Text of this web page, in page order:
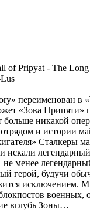
of Pripyat - The Long
переименован в
«Зова Припяти»
больше никакой
отрядом и истории
Сталкеры
искали
не менее
герой, будучи
исключением.
военных,
вглубь Зоны…